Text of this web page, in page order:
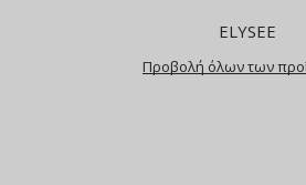
ELYSEE
Προβολή όλων των